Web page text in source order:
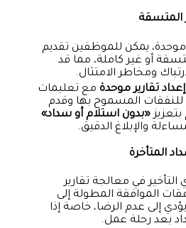
يمكن للموظفين تقديم
أو غير كاملة، مما قد
ومخاطر الامتثال.
تقارير موحدة مع تعليمات
المسموح بها وقدم
«بدون استلام أو سداد»
والإبلاغ الدقيق.
التأخير في معالجة تقارير
الموافقة المطولة إلى
إلى عدم الرضا، خاصة إذا
بعد رحلة عمل.